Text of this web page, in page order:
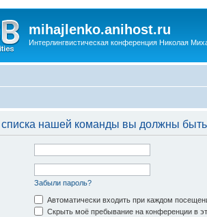
mihajlenko.anihost.ru
Интерлингвистическая конференция Николая
нашей команды вы должны
Забыли пароль?
Автоматически входить при каждом
Скрыть моё пребывание на конференции в